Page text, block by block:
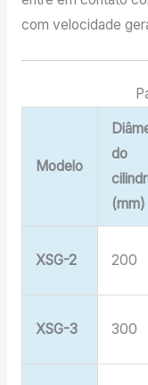
com velocidade
Modelo
do
(mm)
XSG-2 200
XSG-3 300